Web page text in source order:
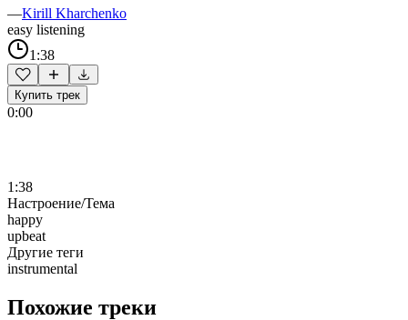
—Kirill Kharchenko
easy listening
1:38
Купить трек
0:00
1:38
Настроение/Тема
happy
upbeat
Другие теги
instrumental
Похожие треки